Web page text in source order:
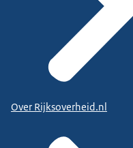
Over Rijksoverheid.nl